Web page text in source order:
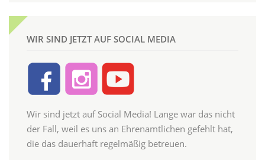
WIR SIND JETZT AUF SOCIAL MEDIA
Wir sind jetzt auf Social Media! Lange war das nicht
der Fall, weil es uns an Ehrenamtlichen gefehlt hat,
die das dauerhaft regelmäßig betreuen.